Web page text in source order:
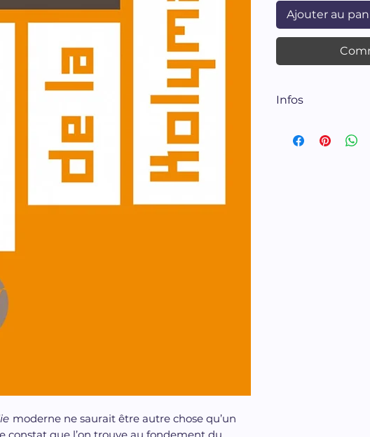
moderne ne saurait être autre chose qu’un
Ajouter au
Infos
Traduits du